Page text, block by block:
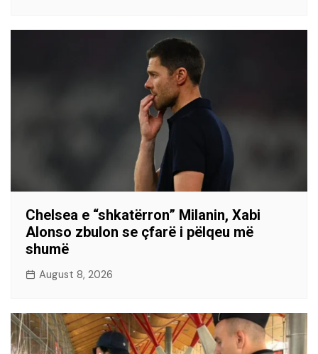
Chelsea e “shkatërron” Milanin, Xabi
Alonso zbulon se çfarë i pëlqeu më
shumë
August 8, 2026